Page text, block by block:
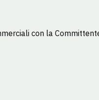
con la